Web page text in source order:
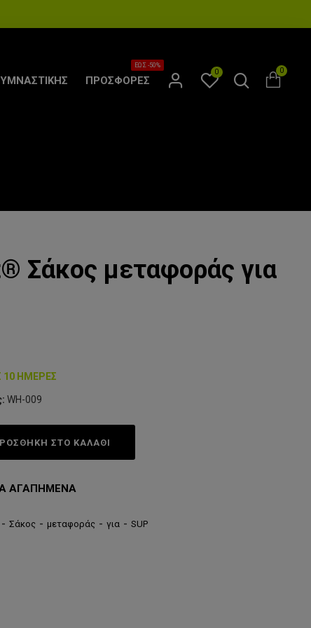
ΠΡΟΣΦΟΡΕΣ
ΕΩΣ -50%
0 0
Σάκος μεταφοράς για
10 ΗΜΈΡΕΣ
WH-009
ΣΤΟ ΚΑΛΆΘΙ
ΑΓΑΠΗΜΈΝΑ
- Σάκος - μεταφοράς - για - SUP